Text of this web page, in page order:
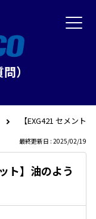
）
【EXG421 セメント
最終更新日 : 2025/02/19
ト】油のよう